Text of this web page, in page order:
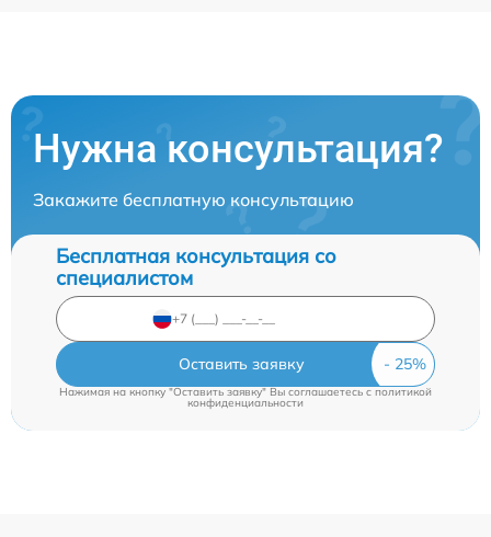
Нужна консультация?
Закажите бесплатную консультацию
Бесплатная консультация со
специалистом
Оставить заявку
Нажимая на кнопку "Оставить заявку" Вы соглашаетесь cполитикой
конфиденциальности